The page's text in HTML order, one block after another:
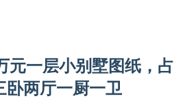
元一层小别墅图纸，占
卧两厅一厨一卫